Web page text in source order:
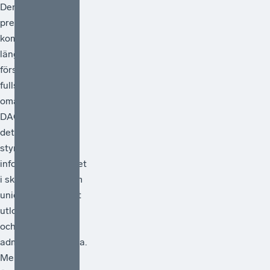
Den 24 juni
presenterade EU-
kommissionen sitt
länge väntade
förslag på en
fullständig
omarbetning av
DAC-direktivet –
det regelverk som
styr
informationsutbytet
i skattefrågor inom
unionen. Förslaget
utlovar förenkling
och minskad
administrativ börda.
Men räcker det?